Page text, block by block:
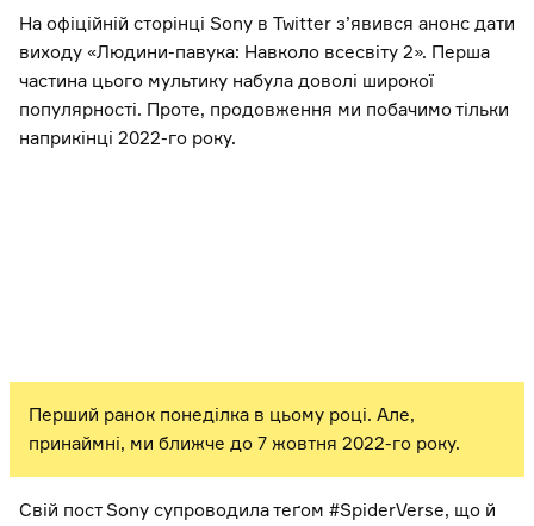
На офіційній сторінці Sony в Twitter з’явився анонс дати
виходу «Людини-павука: Навколо всесвіту 2». Перша
частина цього мультику набула доволі широкої
популярності. Проте, продовження ми побачимо тільки
наприкінці 2022-го року.
Перший ранок понеділка в цьому році. Але,
принаймні, ми ближче до 7 жовтня 2022-го року.
Свій пост Sony супроводила теґом #SpiderVerse, що й